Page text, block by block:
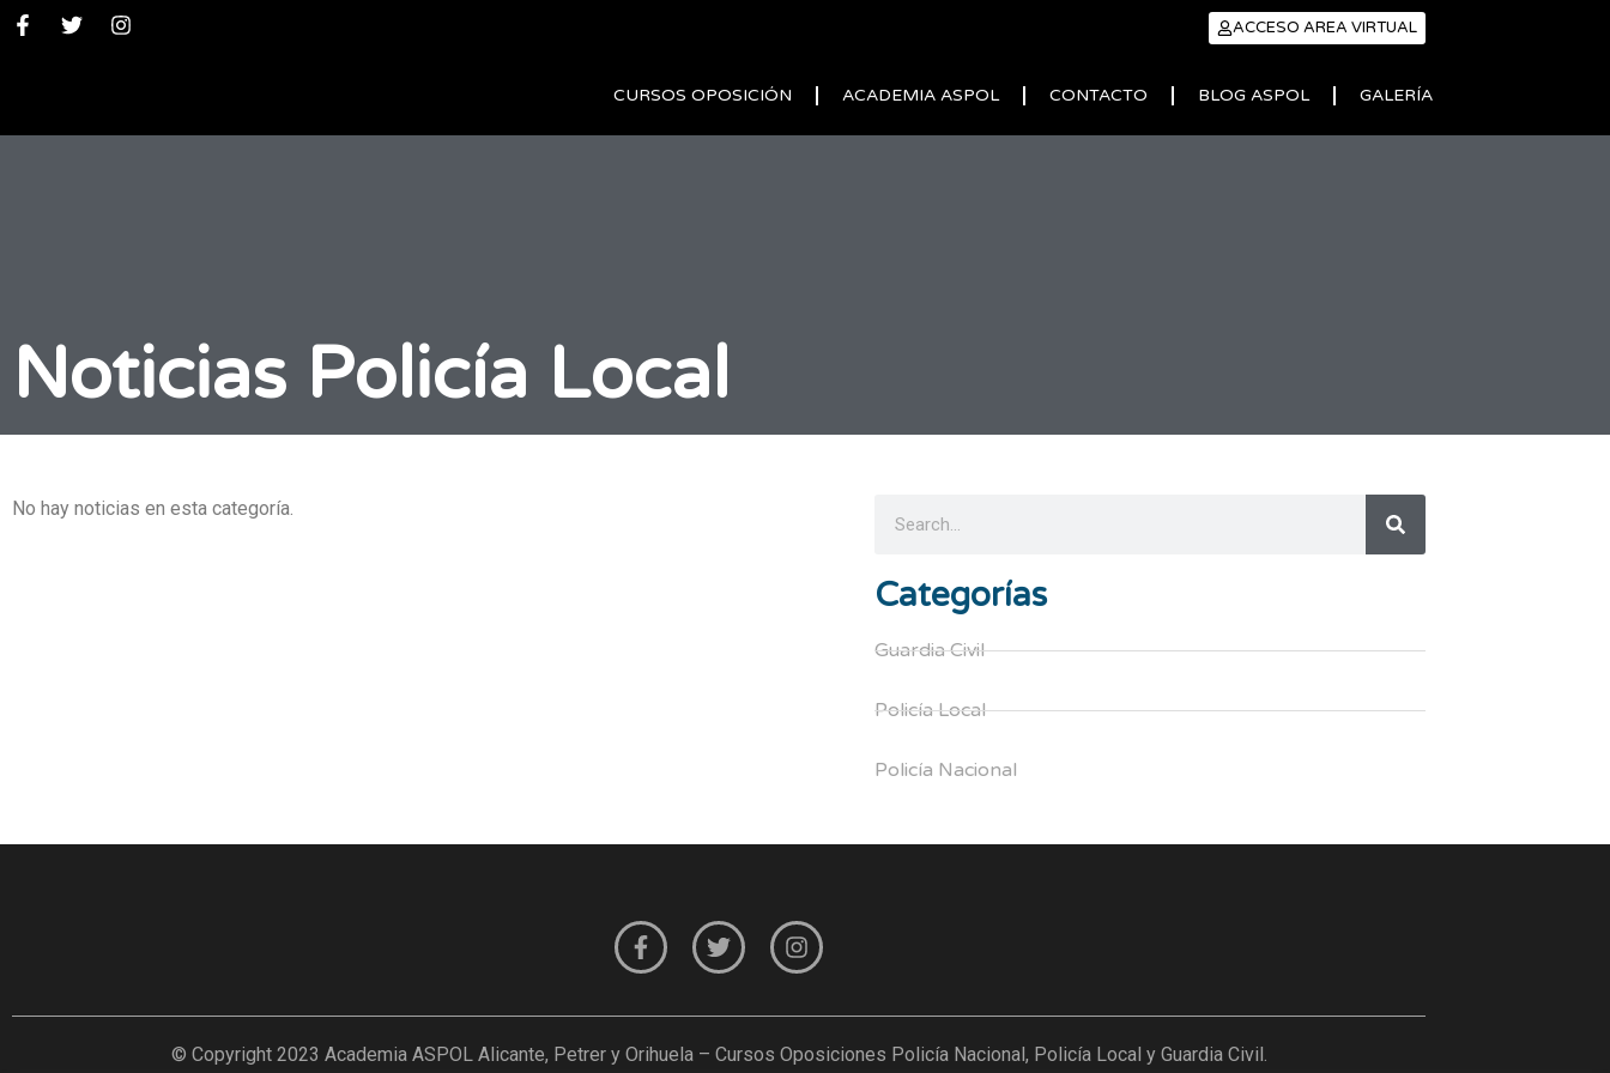
ACCESO AREA VIRTUAL
CURSOS OPOSICIÓN ACADEMIA ASPOL CONTACTO BLOG ASPOL GALERÍA
Noticias Policía Local
No hay noticias en esta categoría.
Categorías
Guardia Civil
Policía Local
Policía Nacional
© Copyright 2023 Academia ASPOL Alicante, Petrer y Orihuela – Cursos Oposiciones Policía Nacional, Policía Local y Guardia Civil.